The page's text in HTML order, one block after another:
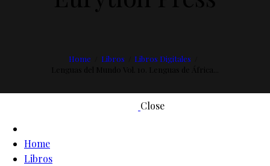
Home Libros
Libros Digitales
Close
Home
Libros